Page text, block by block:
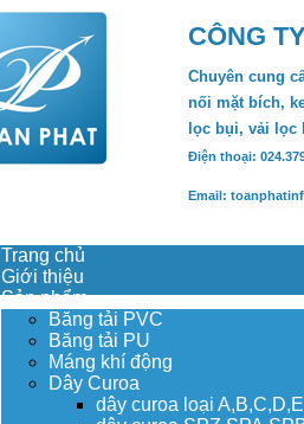
CÔNG
Chuyên cung
nối mặt bích,
lọc bụi, vải lọc
Điện thoại:
Email:
Trang chủ
Giới thiệu
Sản phẩm
Băng tải PVC
Băng tải PU
Máng khí động
Dây Curoa
dây curoa loại A,B,C,D,E